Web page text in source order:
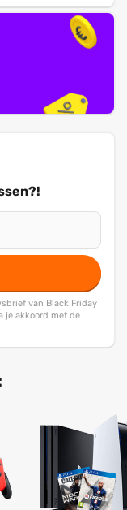
van Black Friday
je akkoord met de